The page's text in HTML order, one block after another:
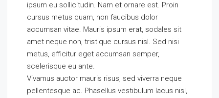
ipsum eu sollicitudin. Nam et ornare est. Proin
cursus metus quam, non faucibus dolor
accumsan vitae. Mauris ipsum erat, sodales sit
amet neque non, tristique cursus nisl. Sed nisi
metus, efficitur eget accumsan semper,
scelerisque eu ante.
Vivamus auctor mauris risus, sed viverra neque
pellentesque ac. Phasellus vestibulum lacus nisl,